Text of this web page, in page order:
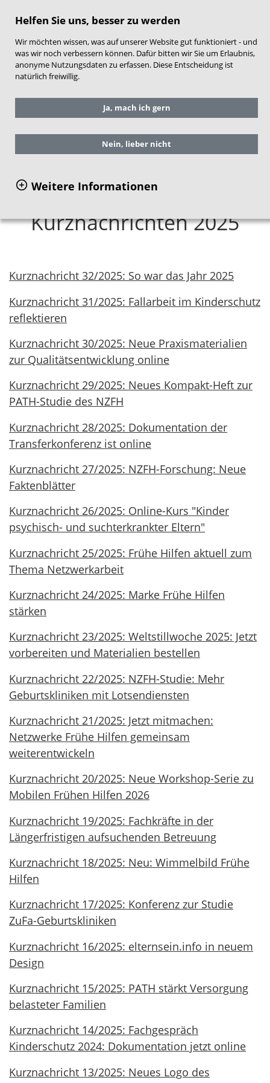
Helfen Sie uns, besser zu werden
Wir möchten wissen, was auf unserer Website gut funktioniert - und
was wir noch verbessern können. Dafür bitten wir Sie um Erlaubnis,
anonyme Nutzungsdaten zu erfassen. Diese Entscheidung ist
natürlich freiwillig.
Ja, mach ich gern
Nein, lieber nicht
Weitere Informationen
Sie befinden sich hier: Service
Aktuelles
Newsletter und Kurznachrichten
Kurznachrichten 2025
Kurznachricht 32/2025: So war das Jahr 2025
Kurznachricht 31/2025: Fallarbeit im Kinderschutz
reflektieren
Kurznachricht 30/2025: Neue Praxismaterialien
zur Qualitätsentwicklung online
Kurznachricht 29/2025: Neues Kompakt-Heft zur
PATH-Studie des NZFH
Kurznachricht 28/2025: Dokumentation der
Transferkonferenz ist online
Kurznachricht 27/2025: NZFH-Forschung: Neue
Faktenblätter
Kurznachricht 26/2025: Online-Kurs "Kinder
psychisch- und suchterkrankter Eltern"
Kurznachricht 25/2025: Frühe Hilfen aktuell zum
Thema Netzwerkarbeit
Kurznachricht 24/2025: Marke Frühe Hilfen
stärken
Kurznachricht 23/2025: Weltstillwoche 2025: Jetzt
vorbereiten und Materialien bestellen
Kurznachricht 22/2025: NZFH-Studie: Mehr
Geburtskliniken mit Lotsendiensten
Kurznachricht 21/2025: Jetzt mitmachen:
Netzwerke Frühe Hilfen gemeinsam
weiterentwickeln
Kurznachricht 20/2025: Neue Workshop-Serie zu
Mobilen Frühen Hilfen 2026
Kurznachricht 19/2025: Fachkräfte in der
Längerfristigen aufsuchenden Betreuung
Kurznachricht 18/2025: Neu: Wimmelbild Frühe
Hilfen
Kurznachricht 17/2025: Konferenz zur Studie
ZuFa-Geburtskliniken
Kurznachricht 16/2025: elternsein.info in neuem
Design
Kurznachricht 15/2025: PATH stärkt Versorgung
belasteter Familien
Kurznachricht 14/2025: Fachgespräch
Kinderschutz 2024: Dokumentation jetzt online
Kurznachricht 13/2025: Neues Logo des